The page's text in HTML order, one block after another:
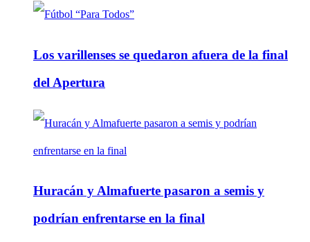
Los varillenses se quedaron afuera de la final
del Apertura
Huracán y Almafuerte pasaron a semis y
podrían enfrentarse en la final